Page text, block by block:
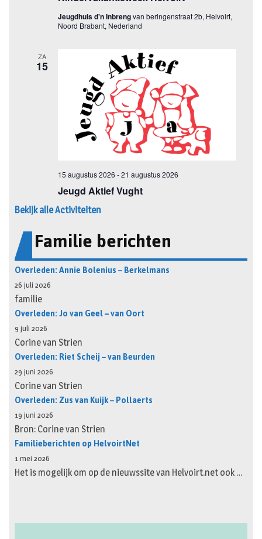
Bekijk alle Activiteiten
Familie berichten
Overleden: Annie Bolenius – Berkelmans
26 juli 2026
familie
Overleden: Jo van Geel – van Oort
9 juli 2026
Corine van Strien
Overleden: Riet Scheij – van Beurden
29 juni 2026
Corine van Strien
Overleden: Zus van Kuijk – Pollaerts
19 juni 2026
Bron: Corine van Strien
Familieberichten op HelvoirtNet
1 mei 2026
Het is mogelijk om op de nieuwssite van Helvoirt.net ook …